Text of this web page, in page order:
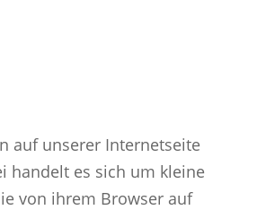
auf unserer Internetseite
handelt es sich um kleine
von ihrem Browser auf